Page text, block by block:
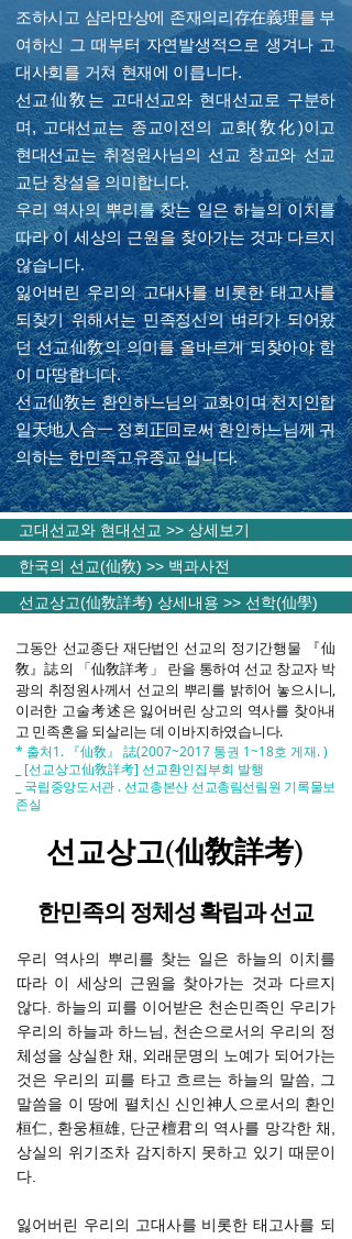
조하시고 삼라만상에 존재의리存在義理를 부
여하신 그 때부터 자연발생적으로 생겨나 고
대사회를 거쳐 현재에 이릅니다.
선교仙敎는 고대선교와 현대선교로 구분하
며, 고대선교는 종교이전의 교화(敎化)이고
현대선교는 취정원사님의 선교 창교와 선교
교단 창설을 의미합니다.
우리 역사의 뿌리를 찾는 일은 하늘의 이치를
따라 이 세상의 근원을 찾아가는 것과 다르지
않습니다.
잃어버린 우리의 고대사를 비롯한 태고사를
되찾기 위해서는 민족정신의 벼리가 되어왔
던 선교仙敎의 의미를 올바르게 되찾아야 함
이 마땅합니다.
​선교仙敎는 환인하느님의 교화이며 천지인합
일天地人合一 정회正回로써 환인하느님께 귀
의하는 한민족고유종교 입니다.
고대선교와 현대선교 >> 상세보기
한국의 선교(仙敎) >> 백과사전
선교상고(仙敎詳考) 상세내용 >> 선학(仙學)
그동안 선교종단 재단법인 선교의 정기간행물 『仙
敎』誌의 「仙敎詳考」 란을 통하여 선교 창교자 박
광의 취정원사께서 선교의 뿌리를 밝히어 놓으시니,
이러한 고술考述은 잃어버린 상고의 역사를 찾아내
고 민족혼을 되살리는 데 이바지하였습니다.
* 출처1. 『仙敎』 誌(2007~2017 통권 1~18호 게재. )
_ [선교상고仙敎詳考] 선교환인집부회 발행
국립중앙도서관 . 선교총본산 선교총림선림원 기록물보
존실
선교상고(仙敎詳考)
한민족의 정체성 확립과 선교
우리 역사의 뿌리를 찾는 일은 하늘의 이치를
따라 이 세상의 근원을 찾아가는 것과 다르지
않다. 하늘의 피를 이어받은 천손민족인 우리가
우리의 하늘과 하느님, 천손으로서의 우리의 정
체성을 상실한 채, 외래문명의 노예가 되어가는
것은 우리의 피를 타고 흐르는 하늘의 말씀, 그
말씀을 이 땅에 펼치신 신인神人으로서의 환인
桓仁, 환웅桓雄, 단군檀君의 역사를 망각한 채,
상실의 위기조차 감지하지 못하고 있기 때문이
다.
잃어버린 우리의 고대사를 비롯한 태고사를 되